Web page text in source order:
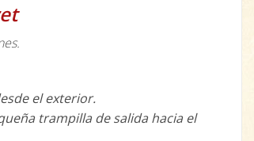
el exterior.
trampilla de salida hacia el